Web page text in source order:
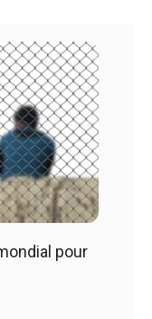
pour